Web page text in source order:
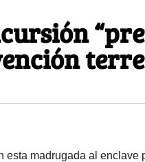
esta madrugada al